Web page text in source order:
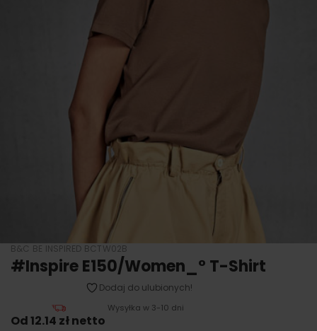
B&C BE INSPIRED BCTW02B
#Inspire E150/Women_° T-Shirt
Dodaj do ulubionych!
Wysyłka w 3-10 dni
Od 12.14 zł netto